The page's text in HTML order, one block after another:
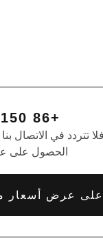
+86 150 7595 6365
الحصول على
عرض أسعار